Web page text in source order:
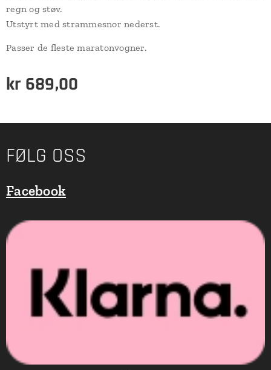
regn og støv.
Utstyrt med strammesnor nederst.
Passer de fleste maratonvogner.
kr 689,00
FØLG OSS
Facebook